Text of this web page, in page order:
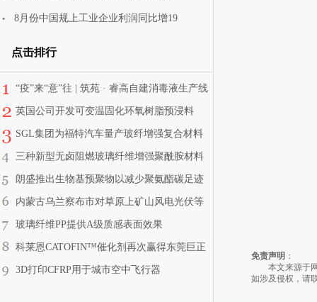
8月份中国规上工业企业利润同比增19
点击排行
“疫”来“意”往 | 筑苑 · 睿高自建消毒液生产线
英国公司开发可变温固化环氧树脂预浸料
SGL集团为福特汽车量产玻纤增强复合材料
板簧
三种新型无卤阻燃玻璃纤维增强聚酰胺材料
生产零件的性能对比
朗盛推出生物基预聚物以减少聚氨酯碳足迹
内蒙古乌兰察布市对草原上矿山风电光伏等
项目限期退出
玻璃纤维PP提供A级质感表面效果
科莱恩CATOFIN™催化剂再次赢得东莞巨正
源合同
3D打印CFRP用于城市空中飞行器
免责声明 ：
本文来源于网
如涉及侵权，请